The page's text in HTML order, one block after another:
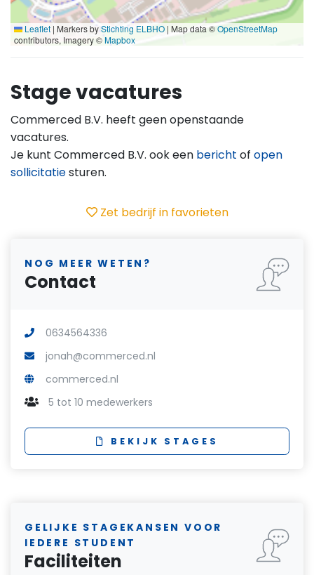
Leaflet | Markers byStichting ELBHO | Map data ©OpenStreetMap
contributors, Imagery ©Mapbox
Stage vacatures
Commerced B.V. heeft geen openstaande
vacatures.
Je kunt Commerced B.V. ook een bericht of open
sollicitatiesturen.
Zet bedrijf in favorieten
NOG MEER WETEN?
Contact
0634564336
jonah@commerced.nl
commerced.nl
5 tot 10 medewerkers
BEKIJK STAGES
GELIJKE STAGEKANSEN VOOR
IEDERE STUDENT
Faciliteiten